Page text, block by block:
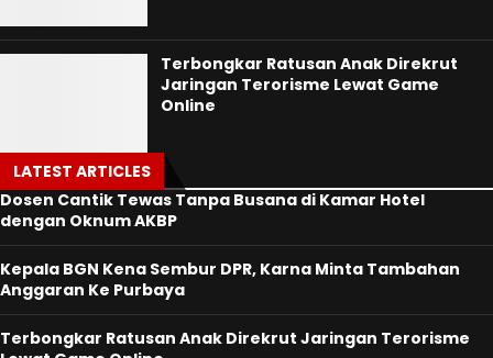
Terbongkar Ratusan Anak Direkrut
Jaringan Terorisme Lewat Game
Online
LATEST ARTICLES
Dosen Cantik Tewas Tanpa Busana di Kamar Hotel
dengan Oknum AKBP
Kepala BGN Kena Sembur DPR, Karna Minta Tambahan
Anggaran Ke Purbaya
Terbongkar Ratusan Anak Direkrut Jaringan Terorisme